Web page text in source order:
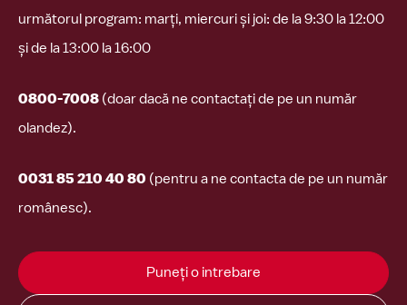
următorul program: marți, miercuri și joi: de la 9:30 la 12:00
și de la 13:00 la 16:00
0800-7008 (doar dacă ne contactați de pe un număr
olandez).
0031 85 210 40 80 (pentru a ne contacta de pe un număr
românesc).
Puneți o intrebare